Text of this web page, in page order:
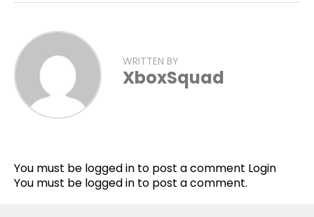
WRITTEN BY
XboxSquad
You must be logged in to post a comment Login
You must be logged in to post a comment.